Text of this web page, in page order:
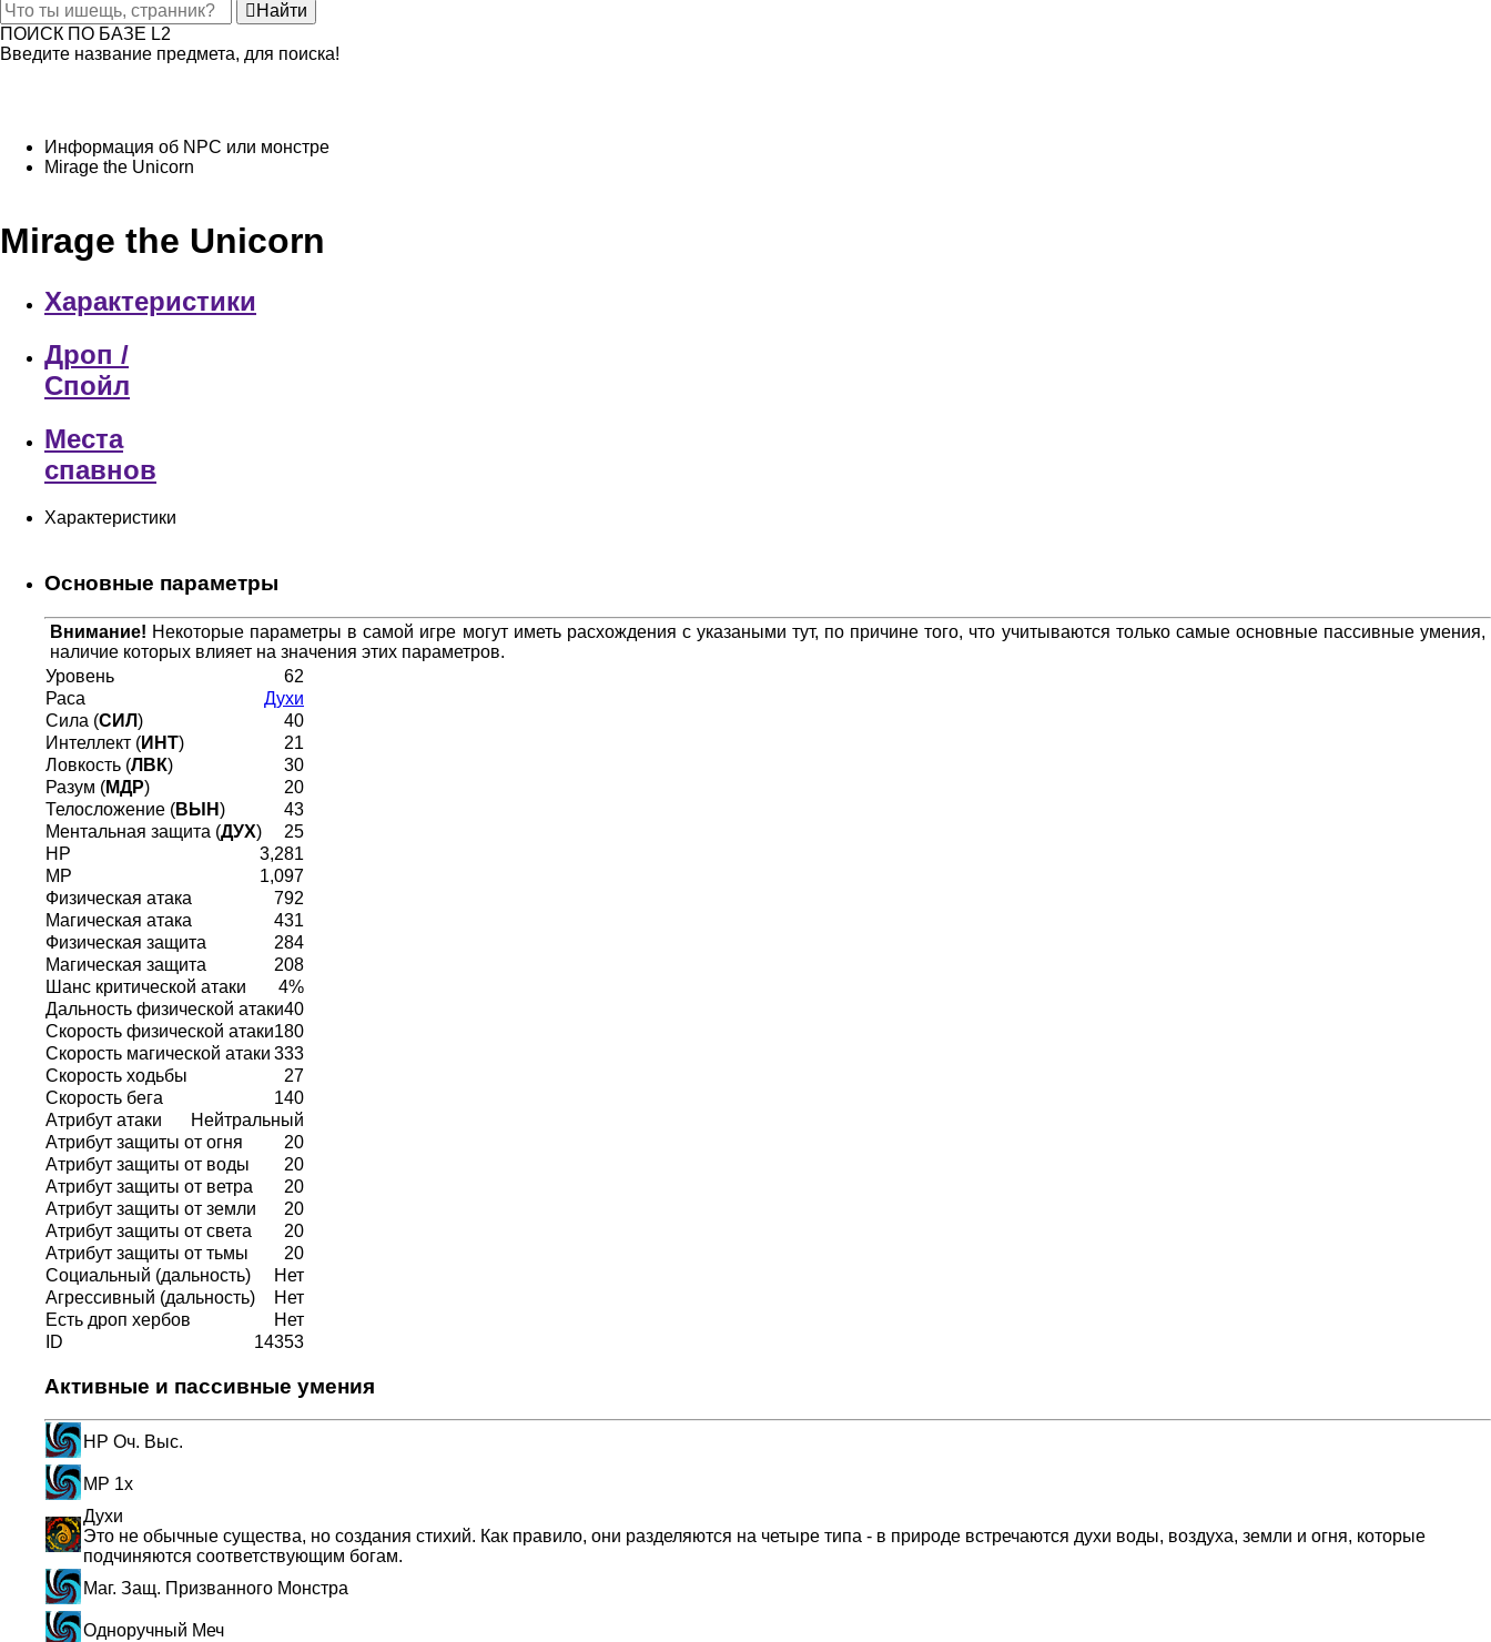
Найти
ПОИСК ПО БАЗЕ L2
Введите название предмета, для поиска!
Информация об NPC или монстре
Mirage the Unicorn
Mirage the Unicorn
Характеристики
Дроп /
Спойл
Места
спавнов
Характеристики
Основные параметры
Внимание! Некоторые параметры в самой игре могут иметь расхождения с указаными тут, по причине того, что учитываются только самые основные пассивные умения,
наличие которых влияет на значения этих параметров.
Уровень
62
Раса
Духи
Сила (СИЛ)
40
Интеллект (ИНТ)
21
Ловкость (ЛВК)
30
Разум (МДР)
20
Телосложение (ВЫН)
43
Ментальная защита (ДУХ)
25
HP
3,281
MP
1,097
Физическая атака
792
Магическая атака
431
Физическая защита
284
Магическая защита
208
Шанс критической атаки
4%
Дальность физической атаки40
Скорость физической атаки180
Скорость магической атаки 333
Скорость ходьбы
27
Скорость бега
140
Атрибут атаки
Нейтральный
Атрибут защиты от огня
20
Атрибут защиты от воды
20
Атрибут защиты от ветра
20
Атрибут защиты от земли
20
Атрибут защиты от света
20
Атрибут защиты от тьмы
20
Социальный (дальность)
Нет
Агрессивный (дальность)
Нет
Есть дроп хербов
Нет
ID
14353
Активные и пассивные умения
HP Оч. Выс.
MP 1x
Духи
Это не обычные существа, но создания стихий. Как правило, они разделяются на четыре типа - в природе встречаются духи воды, воздуха, земли и огня, которые
подчиняются соответствующим богам.
Маг. Защ. Призванного Монстра
Одноручный Меч